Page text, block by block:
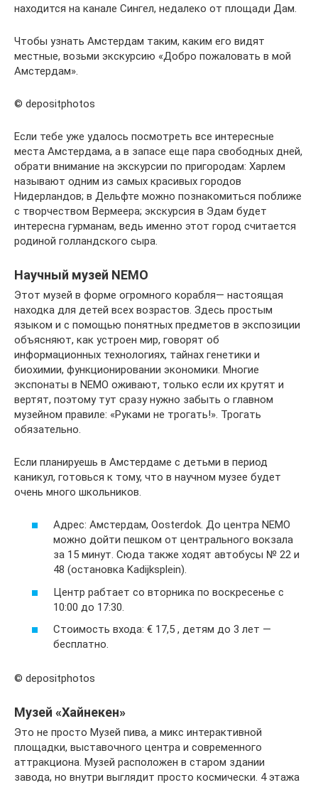
находится на канале Сингел, недалеко от площади Дам.
Чтобы узнать Амстердам таким, каким его видят
местные, возьми экскурсию «Добро пожаловать в мой
Амстердам».
© depositphotos
Если тебе уже удалось посмотреть все интересные
места Амстердама, а в запасе еще пара свободных дней,
обрати внимание на экскурсии по пригородам: Харлем
называют одним из самых красивых городов
Нидерландов; в Дельфте можно познакомиться поближе
с творчеством Вермеера; экскурсия в Эдам будет
интересна гурманам, ведь именно этот город считается
родиной голландского сыра.
Научный музей NEMO
Этот музей в форме огромного корабля— настоящая
находка для детей всех возрастов. Здесь простым
языком и с помощью понятных предметов в экспозиции
объясняют, как устроен мир, говорят об
информационных технологиях, тайнах генетики и
биохимии, функционировании экономики. Многие
экспонаты в NEMO оживают, только если их крутят и
вертят, поэтому тут сразу нужно забыть о главном
музейном правиле: «Руками не трогать!». Трогать
обязательно.
Если планируешь в Амстердаме с детьми в период
каникул, готовься к тому, что в научном музее будет
очень много школьников.
Адрес: Амстердам, Oosterdok. До центра NEMO
можно дойти пешком от центрального вокзала
за 15 минут. Сюда также ходят автобусы № 22 и
48 (остановка Kadijksplein).
Центр рабтает со вторника по воскресенье с
10:00 до 17:30.
Стоимость входа: € 17,5 , детям до 3 лет —
бесплатно.
© depositphotos
Музей «Хайнекен»
Это не просто Музей пива, а микс интерактивной
площадки, выставочного центра и современного
аттракциона. Музей расположен в старом здании
завода, но внутри выглядит просто космически. 4 этажа